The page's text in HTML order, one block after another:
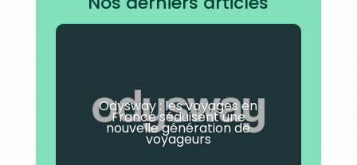
Odysway : les voyages en
France séduisent une
nouvelle génération de
voyageurs